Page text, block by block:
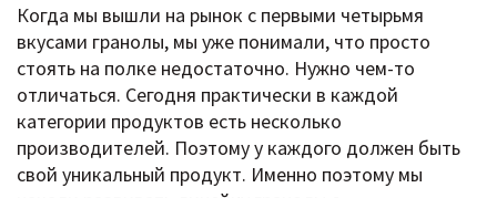
Когда мы вышли на рынок с первыми четырьмя
вкусами гранолы, мы уже понимали, что просто
стоять на полке недостаточно. Нужно чем-то
отличаться. Сегодня практически в каждой
категории продуктов есть несколько
производителей. Поэтому у каждого должен быть
свой уникальный продукт. Именно поэтому мы